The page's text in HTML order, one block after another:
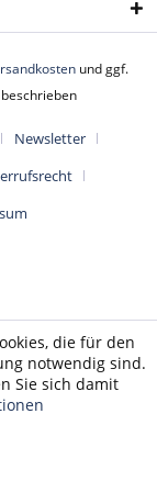
und ggf.
Newsletter
die für den
notwendig sind.
Sie sich damit